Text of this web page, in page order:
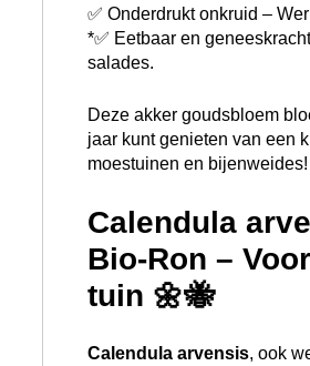
✅ Onderdrukt onkruid –
*✅ Eetbaar en
salades.
Deze akker goudsbloem
jaar kunt genieten van een
moestuinen en
Calendula
Bio-Ron –
tuin 🌼🐝
Calendula arvensis, ook